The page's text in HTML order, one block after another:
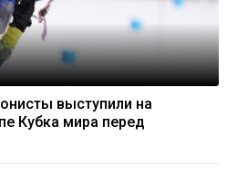
выступили на
Кубка мира перед